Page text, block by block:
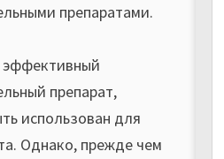
препаратами.
препарат,
использован для
Однако, прежде чем